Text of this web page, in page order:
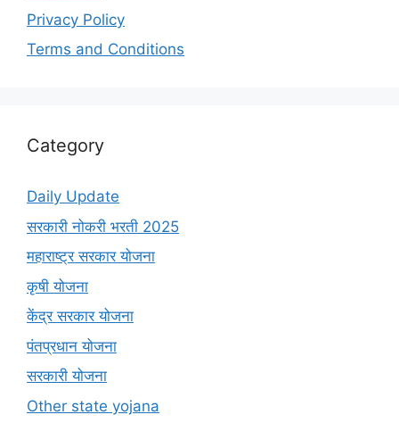
Privacy Policy
Terms and Conditions
Category
Daily Update
सरकारी नोकरी भरती 2025
महाराष्ट्र सरकार योजना
कृषी योजना
केंद्र सरकार योजना
पंतप्रधान योजना
सरकारी योजना
Other state yojana